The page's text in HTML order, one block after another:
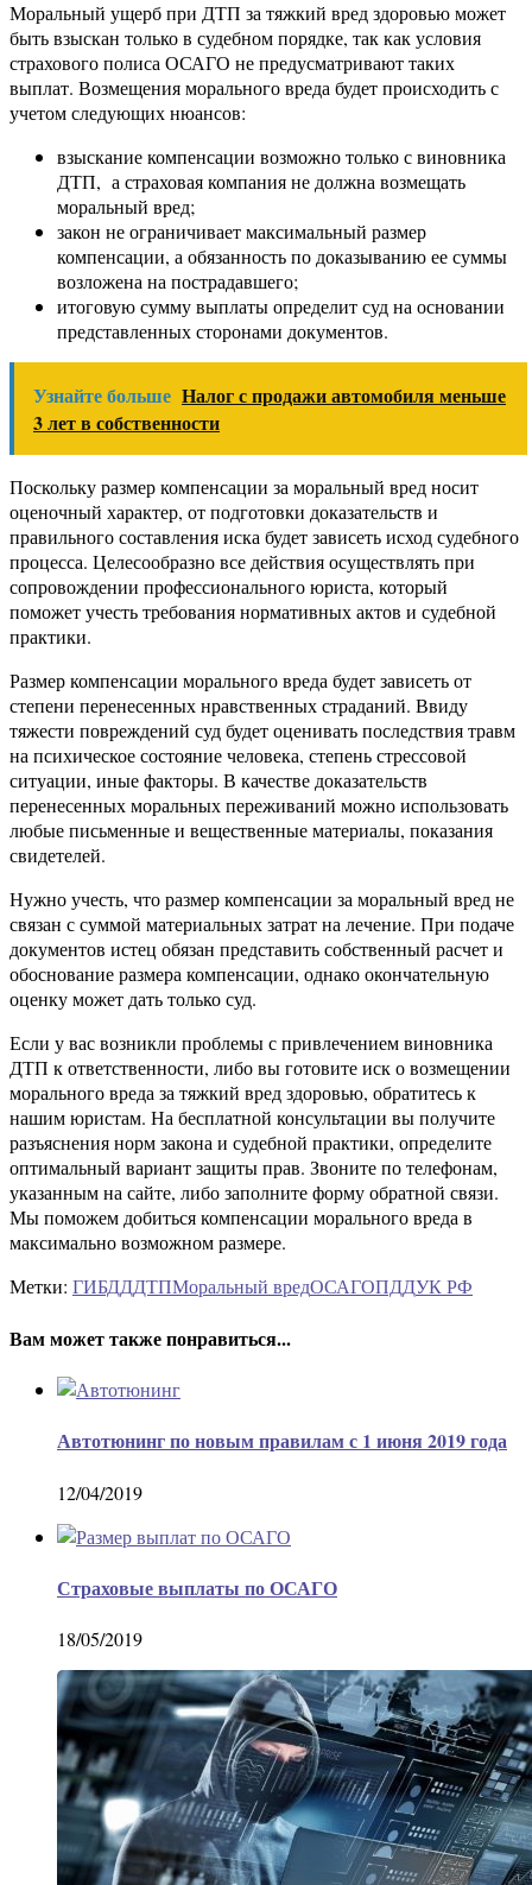
Моральный ущерб при ДТП за тяжкий вред здоровью может
быть взыскан только в судебном порядке, так как условия
страхового полиса ОСАГО не предусматривают таких
выплат. Возмещения морального вреда будет происходить с
учетом следующих нюансов:
взыскание компенсации возможно только с виновника
ДТП, а страховая компания не должна возмещать
моральный вред;
закон не ограничивает максимальный размер
компенсации, а обязанность по доказыванию ее суммы
возложена на пострадавшего;
итоговую сумму выплаты определит суд на основании
представленных сторонами документов.
Узнайте больше Налог с продажи автомобиля меньше
3 лет в собственности
Поскольку размер компенсации за моральный вред носит
оценочный характер, от подготовки доказательств и
правильного составления иска будет зависеть исход судебного
процесса. Целесообразно все действия осуществлять при
сопровождении профессионального юриста, который
поможет учесть требования нормативных актов и судебной
практики.
Размер компенсации морального вреда будет зависеть от
степени перенесенных нравственных страданий. Ввиду
тяжести повреждений суд будет оценивать последствия травм
на психическое состояние человека, степень стрессовой
ситуации, иные факторы. В качестве доказательств
перенесенных моральных переживаний можно использовать
любые письменные и вещественные материалы, показания
свидетелей.
Нужно учесть, что размер компенсации за моральный вред не
связан с суммой материальных затрат на лечение. При подаче
документов истец обязан представить собственный расчет и
обоснование размера компенсации, однако окончательную
оценку может дать только суд.
Если у вас возникли проблемы с привлечением виновника
ДТП к ответственности, либо вы готовите иск о возмещении
морального вреда за тяжкий вред здоровью, обратитесь к
нашим юристам. На бесплатной консультации вы получите
разъяснения норм закона и судебной практики, определите
оптимальный вариант защиты прав. Звоните по телефонам,
указанным на сайте, либо заполните форму обратной связи.
Мы поможем добиться компенсации морального вреда в
максимально возможном размере.
Метки: ГИБДДДТПМоральный вредОСАГОПДДУК РФ
Вам может также понравиться...
Автотюнинг по новым правилам с 1 июня 2019 года
12/04/2019
Страховые выплаты по ОСАГО
18/05/2019